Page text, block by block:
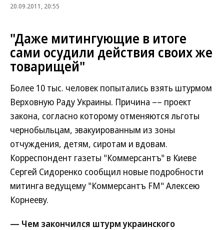
20.09.2011, 20:55
"Даже митингующие в итоге
сами осудили действия своих же
товарищей"
Более 10 тыс. человек попытались взять штурмом
Верховную Раду Украины. Причина –– проект
закона, согласно которому отменяются льготы
чернобыльцам, эвакуированным из зоны
отчуждения, детям, сиротам и вдовам.
Корреспондент газеты "Коммерсантъ" в Киеве
Сергей Сидоренко сообщил новые подробности
митинга ведущему "Коммерсантъ FM" Алексею
Корнееву.
— Чем закончился штурм украинского